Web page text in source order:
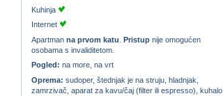
Kuhinja
Internet
Apartman na prvom katu Pristup nije omogućen
osobama s invaliditetom.
Pogled: na more, na vrt
Oprema: sudoper, štednjak je na struju, hladnjak,
zamrzivač, aparat za kavu/čaj (filter ili espresso), kuhalo